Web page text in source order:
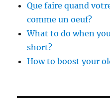
Que faire quand
comme un oeuf?
What to do when
short?
How to boost your